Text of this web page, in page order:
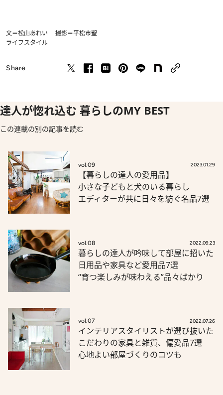
文＝松山あれい 撮影＝平松市聖
ライフスタイル
Share
達人が惚れ込む 暮らしのMY BEST
この連載の別の記事を読む
vol.09 2023.01.29
【暮らしの達人の愛用品】
小さな子どもと犬のいる暮らし
エディターが共に日々を紡ぐ名品7選
vol.08 2022.09.23
暮らしの達人が吟味して部屋に招いた
日用品や家具など愛用品7選
“育つ楽しみが味わえる”品々ばかり
vol.07 2022.07.26
インテリアスタイリストが選び抜いた
こだわりの家具と雑貨、偏愛品7選
心地よい部屋づくりのコツも